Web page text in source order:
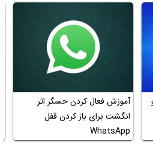
آموزش فعال کردن حسگر اثر
انگشت برای باز کردن قفل
WhatsApp